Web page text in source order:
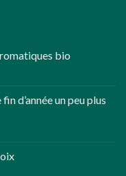
bio
d’année un peu plus